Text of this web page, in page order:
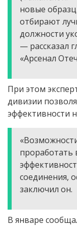
новые
отбирают
должности
— рассказал
«Арсенал
При этом
дивизии
эффективности
соединения,
заключил он.
В январе